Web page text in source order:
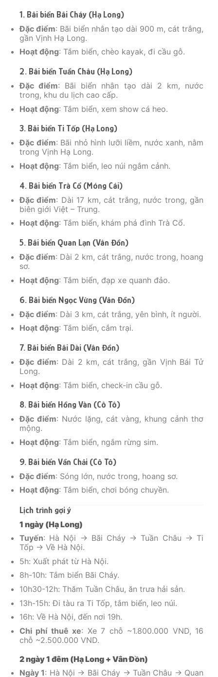
1. Bãi biển Bãi Cháy (Hạ Long)
Đặc điểm: Bãi biển nhân tạo dài 900 m, cát trắng,
gần Vịnh Hạ Long.
Hoạt động: Tắm biển, chèo kayak, đi cầu gỗ.
2. Bãi biển Tuần Châu (Hạ Long)
Đặc điểm: Bãi biển nhân tạo dài 2 km, nước
trong, khu du lịch cao cấp.
Hoạt động: Tắm biển, xem show cá heo.
3. Bãi biển Ti Tốp (Hạ Long)
Đặc điểm: Bãi nhỏ hình lưỡi liềm, nước xanh, nằm
trong Vịnh Hạ Long.
Hoạt động: Tắm biển, leo núi ngắm cảnh.
4. Bãi biển Trà Cổ (Móng Cái)
Đặc điểm: Dài 17 km, cát trắng, nước trong, gần
biên giới Việt – Trung.
Hoạt động: Tắm biển, khám phá đình Trà Cổ.
5. Bãi biển Quan Lạn (Vân Đồn)
Đặc điểm: Dài 2 km, cát trắng, nước trong, hoang
sơ.
Hoạt động: Tắm biển, đạp xe quanh đảo.
6. Bãi biển Ngọc Vừng (Vân Đồn)
Đặc điểm: Dài 3 km, cát trắng, yên bình, ít người.
Hoạt động: Tắm biển, cắm trại.
7. Bãi biển Bãi Dài (Vân Đồn)
Đặc điểm: Dài 2 km, cát trắng, gần Vịnh Bái Tử
Long.
Hoạt động: Tắm biển, check-in cầu gỗ.
8. Bãi biển Hồng Vàn (Cô Tô)
Đặc điểm: Nước lặng, cát vàng, khung cảnh thơ
mộng.
Hoạt động: Tắm biển, ngắm rừng sim.
9. Bãi biển Vần Chải (Cô Tô)
Đặc điểm: Sóng lớn, nước trong, hoang sơ.
Hoạt động: Tắm biển, chơi bóng chuyền.
Lịch trình gợi ý
1 ngày (Hạ Long)
Tuyến: Hà Nội → Bãi Cháy → Tuần Châu → Ti
Tốp → Về Hà Nội.
5h: Xuất phát từ Hà Nội.
8h-10h: Tắm biển Bãi Cháy.
10h30-12h: Thăm Tuần Châu, ăn trưa hải sản.
13h-15h: Đi tàu ra Ti Tốp, tắm biển, leo núi.
16h: Về Hà Nội, đến nơi 19h.
Chi phí thuê xe: Xe 7 chỗ ~1.800.000 VND, 16
chỗ ~2.500.000 VND.
2 ngày 1 đêm (Hạ Long + Vân Đồn)
Ngày 1: Hà Nội → Bãi Cháy → Tuần Châu → Quan